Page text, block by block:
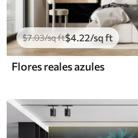
$7.03/sq ft$4.22/sq ft
Flores reales azules